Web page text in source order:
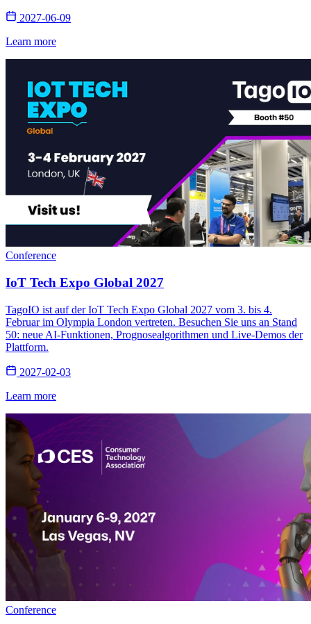
2027-06-09
Learn more
Conference
IoT Tech Expo Global 2027
TagoIO ist auf der IoT Tech Expo Global 2027 vom 3. bis 4.
Februar im Olympia London vertreten. Besuchen Sie uns an Stand
50: neue AI-Funktionen, Prognosealgorithmen und Live-Demos der
Plattform.
2027-02-03
Learn more
Conference